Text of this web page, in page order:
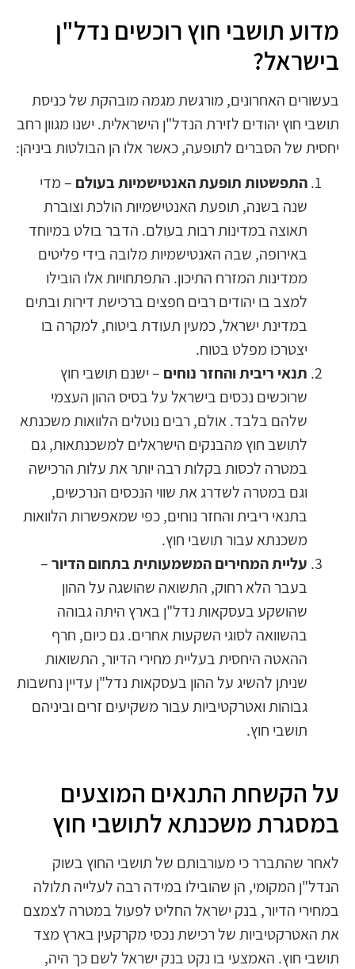
מדוע תושבי חוץ רוכשים נדל"ן
בישראל?
בעשורים האחרונים, מורגשת מגמה מובהקת של כניסת
תושבי חוץ יהודים לזירת הנדל"ן הישראלית. ישנו מגוון רחב
יחסית של הסברים לתופעה, כאשר אלו הן הבולטות ביניהן:
התפשטות תופעת האנטישמיות בעולם– מדי
שנה בשנה, תופעת האנטישמיות הולכת וצוברת
תאוצה במדינות רבות בעולם. הדבר בולט במיוחד
באירופה, שבה האנטישמיות מלובה בידי פליטים
ממדינות המזרח התיכון. התפתחויות אלו הובילו
למצב בו יהודים רבים חפצים ברכישת דירות ובתים
במדינת ישראל, כמעין תעודת ביטוח, למקרה בו
יצטרכו מפלט בטוח.
תנאי ריבית והחזר נוחים– ישנם תושבי חוץ
שרוכשים נכסים בישראל על בסיס ההון העצמי
שלהם בלבד. אולם, רבים נוטלים הלוואות משכנתא
לתושב חוץ מהבנקים הישראלים למשכנתאות, גם
במטרה לכסות בקלות רבה יותר את עלות הרכישה
וגם במטרה לשדרג את שווי הנכסים הנרכשים,
בתנאי ריבית והחזר נוחים, כפי שמאפשרות הלוואות
משכנתא עבור תושבי חוץ.
עליית המחירים המשמעותית בתחום הדיור–
בעבר הלא רחוק, התשואה שהושגה על ההון
שהושקע בעסקאות נדל"ן בארץ היתה גבוהה
בהשוואה לסוגי השקעות אחרים. גם כיום, חרף
ההאטה היחסית בעליית מחירי הדיור, התשואות
שניתן להשיג על ההון בעסקאות נדל"ן עדיין נחשבות
גבוהות ואטרקטיביות עבור משקיעים זרים וביניהם
תושבי חוץ.
על הקשחת התנאים המוצעים
במסגרת משכנתא לתושבי חוץ
לאחר שהתברר כי מעורבותם של תושבי החוץ בשוק
הנדל"ן המקומי, הן שהובילו במידה רבה לעלייה תלולה
במחירי הדיור, בנק ישראל החליט לפעול במטרה לצמצם
את האטרקטיביות של רכישת נכסי מקרקעין בארץ מצד
תושבי חוץ. האמצעי בו נקט בנק ישראל לשם כך היה,